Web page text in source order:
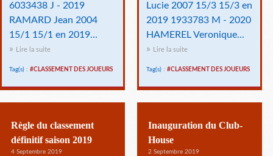
6033438 J - 2019
RAMARD Jean 2004
15/1 15/1 en 2019...
Lire la suite
Tag(s) : #CLASSEMENT DES JOUEURS
Lucie 2007 15/3 15/3 en
2019 1933783 M - 2020
HAMEREL Veronique...
Lire la suite
Tag(s) : #CLASSEMENT DES JOUEURS
Règle du classement
définitif saison 2019
4 Septembre 2019
Inauguration du Club-
House
2 Septembre 2019